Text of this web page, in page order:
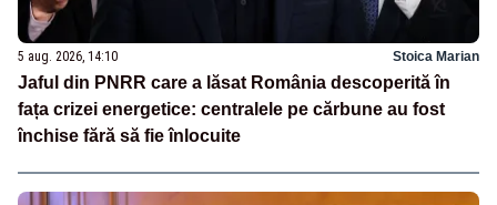
5 aug. 2026, 14:10 Stoica Marian
Jaful din PNRR care a lăsat România descoperită în
fața crizei energetice: centralele pe cărbune au fost
închise fără să fie înlocuite